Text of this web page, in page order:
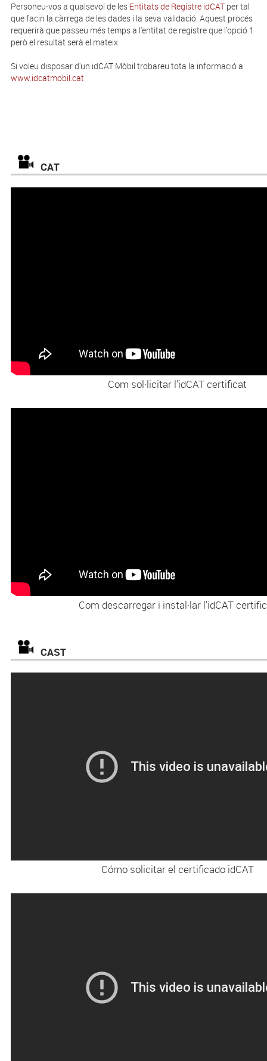
Personeu-vos a qualsevol de les Entitats de Registre idCATper tal
que facin la càrrega de les dades i la seva validació. Aquest procés
requerirà que passeu més temps a l'entitat de registre que l'opció 1
però el resultat serà el mateix.
Si voleu disposar d'un idCAT Mòbil trobareu tota la informació a
www.idcatmobil.cat
CAT
Com sol·licitar l'idCAT certificat
Com descarregar i instal·lar l'idCAT
CAST
Cómo solicitar el certificado idCAT